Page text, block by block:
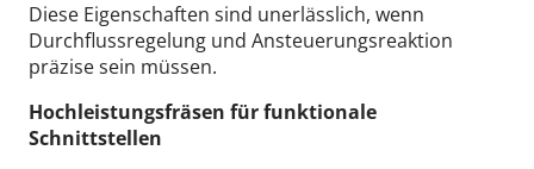
Diese Eigenschaften sind unerlässlich, wenn
Durchflussregelung und Ansteuerungsreaktion
präzise sein müssen.
Hochleistungsfräsen für funktionale
Schnittstellen